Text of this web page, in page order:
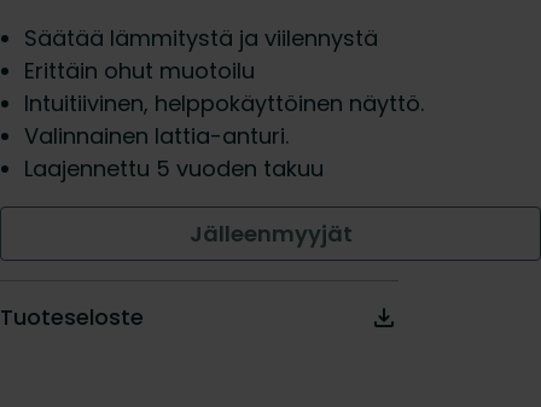
Säätää lämmitystä ja viilennystä
Erittäin ohut muotoilu
Intuitiivinen, helppokäyttöinen näyttö.
Valinnainen lattia-anturi.
Laajennettu 5 vuoden takuu
Jälleenmyyjät
Tuoteseloste